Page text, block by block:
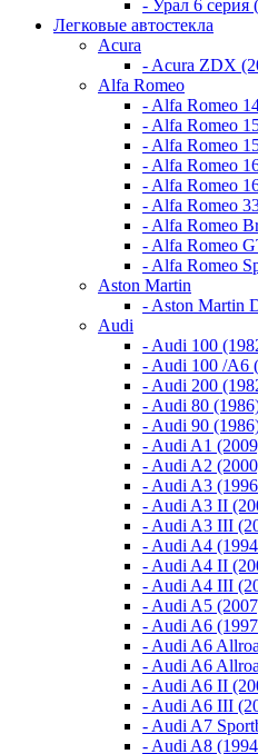
- Урал 6 серия
Легковые автостекла
Acura
- Acura ZDX
Alfa Romeo
- Alfa Romeo
- Alfa Romeo
- Alfa Romeo
- Alfa Romeo
- Alfa Romeo
- Alfa Romeo
- Alfa Romeo
- Alfa Romeo
- Alfa Romeo
Aston Martin
- Aston Martin
Audi
- Audi 100
- Audi 100 /A6
- Audi 200
- Audi 80
- Audi 90
- Audi A1
- Audi A2
- Audi A3
- Audi A3 II
- Audi A3 III
- Audi A4
- Audi A4 II
- Audi A4 III
- Audi A5
- Audi A6
- Audi A6
- Audi A6
- Audi A6 II
- Audi A6 III
- Audi A7
- Audi A8